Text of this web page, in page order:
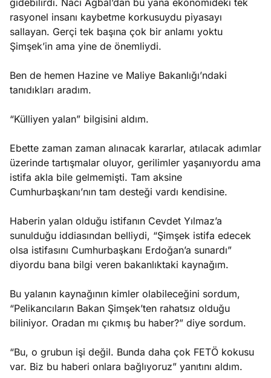
gidebilirdi. Naci Ağbal’dan bu yana ekonomideki tek
rasyonel insanı kaybetme korkusuydu piyasayı
sallayan. Gerçi tek başına çok bir anlamı yoktu
Şimşek’in ama yine de önemliydi.
Ben de hemen Hazine ve Maliye Bakanlığı’ndaki
tanıdıkları aradım.
“Külliyen yalan” bilgisini aldım.
Ebette zaman zaman alınacak kararlar, atılacak adımlar
üzerinde tartışmalar oluyor, gerilimler yaşanıyordu ama
istifa akla bile gelmemişti. Tam aksine
Cumhurbaşkanı’nın tam desteği vardı kendisine.
Haberin yalan olduğu istifanın Cevdet Yılmaz’a
sunulduğu iddiasından belliydi, “Şimşek istifa edecek
olsa istifasını Cumhurbaşkanı Erdoğan’a sunardı”
diyordu bana bilgi veren bakanlıktaki kaynağım.
Bu yalanın kaynağının kimler olabileceğini sordum,
“Pelikancıların Bakan Şimşek’ten rahatsız olduğu
biliniyor. Oradan mı çıkmış bu haber?” diye sordum.
“Bu, o grubun işi değil. Bunda daha çok FETÖ kokusu
var. Biz bu haberi onlara bağlıyoruz” yanıtını aldım.